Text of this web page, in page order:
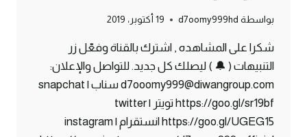
بواسطة d7oomy999hd 19 أكتوبر، 2019
شكرا على المشاهده , اشترك بالقناة وفعّل زر
التنبيهات ( 🔔 ) ليصلك كل جديد. للتواصل والإعلان:
d7ooomy999@diwangroup.com سناب | snapchat
https://goo.gl/sr19bf تويتر | twitter
https://goo.gl/UGEG15 انستقرام | instagram